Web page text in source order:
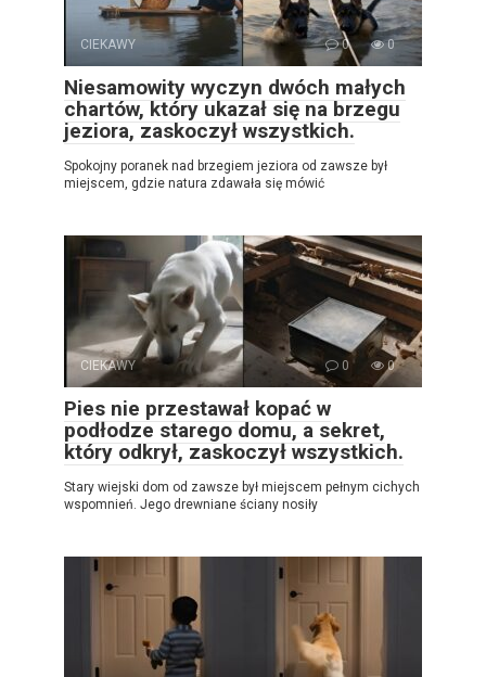
CIEKAWY 0 0
Niesamowity wyczyn dwóch małych
chartów, który ukazał się na brzegu
jeziora, zaskoczył wszystkich.
Spokojny poranek nad brzegiem jeziora od zawsze był
miejscem, gdzie natura zdawała się mówić
CIEKAWY 0 0
Pies nie przestawał kopać w
podłodze starego domu, a sekret,
który odkrył, zaskoczył wszystkich.
Stary wiejski dom od zawsze był miejscem pełnym cichych
wspomnień. Jego drewniane ściany nosiły